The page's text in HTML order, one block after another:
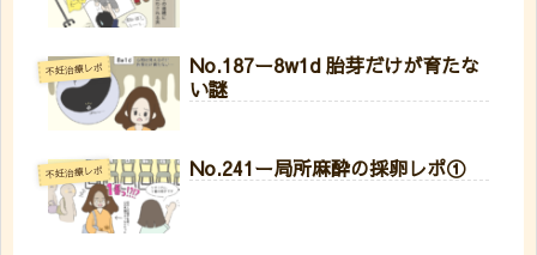
不妊治療レポ
No.187ー8w1d 胎芽だけが育たな
い謎
不妊治療レポ No.241ー局所麻酔の採卵レポ①